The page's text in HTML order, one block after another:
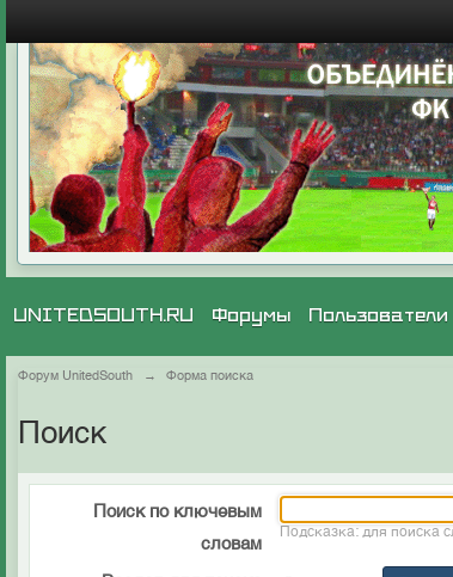
UNITEDSOUTH.RU Форумы Пользователи
Форум UnitedSouth → Форма поиска
Поиск
Поиск по ключевым
словам
Подсказка: для поиска